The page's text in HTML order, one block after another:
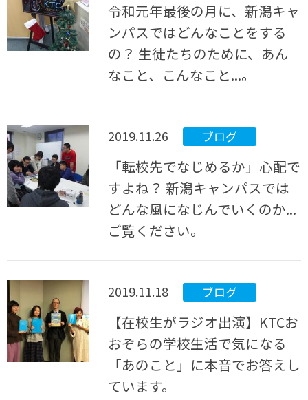
令和元年最後の月に、新潟キャ
ンパスではどんなことをする
の？ 生徒たちのために、あん
なこと、こんなこと...。
2019.11.26 ブログ
「転校先でなじめるか」心配で
すよね？ 新潟キャンパスでは
どんな風になじんでいくのか...
ご覧ください。
2019.11.18 ブログ
【在校生がラジオ出演】KTCお
おぞらの学校生活で気になる
「あのこと」に本音でお答えし
ています。